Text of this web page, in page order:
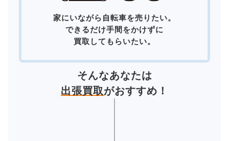
家にいながら自転車を売りたい。
できるだけ手間をかけずに
買取してもらいたい。
そんなあなたは
出張買取がおすすめ！